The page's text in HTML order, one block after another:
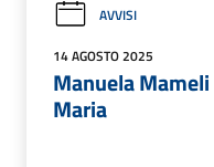
AVVISI
14 AGOSTO 2025
Manuela
Maria